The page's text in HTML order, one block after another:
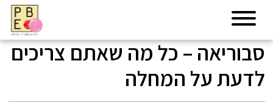
סבוריאה – כל מה שאתם צריכים
לדעת על המחלה